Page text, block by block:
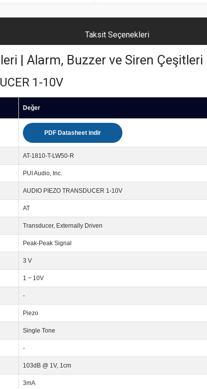
Taksit Seçenekleri
| Alarm, Buzzer ve Siren Çeşitleri
1-10V
Değer
PDF Datasheet indir
AT-1810-T-LW50-R
PUI Audio, Inc.
AUDIO PIEZO TRANSDUCER 1-10V
AT
Transducer, Externally Driven
Peak-Peak Signal
3 V
1 ~ 10V
-
Piezo
Single Tone
-
103dB @ 1V, 1cm
3mA